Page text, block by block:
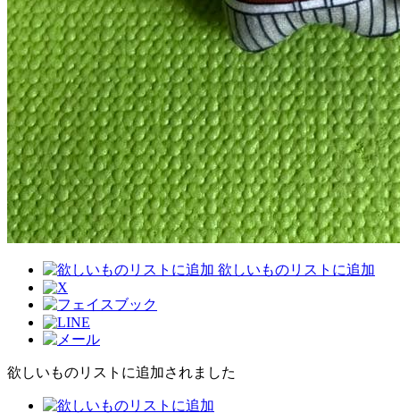
欲しいものリストに追加
欲しいものリストに追加されました